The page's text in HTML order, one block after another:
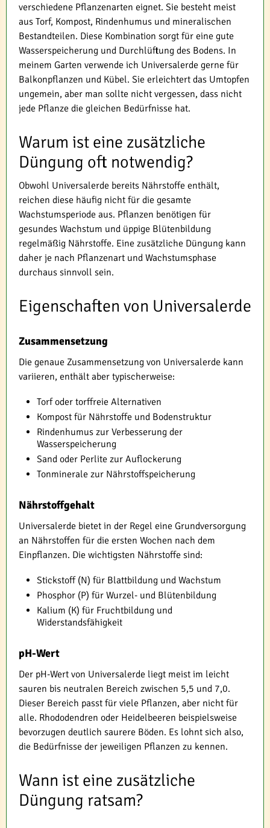
verschiedene Pflanzenarten eignet. Sie besteht meist
aus Torf, Kompost, Rindenhumus und mineralischen
Bestandteilen. Diese Kombination sorgt für eine gute
Wasserspeicherung und Durchlüftung des Bodens. In
meinem Garten verwende ich Universalerde gerne für
Balkonpflanzen und Kübel. Sie erleichtert das Umtopfen
ungemein, aber man sollte nicht vergessen, dass nicht
jede Pflanze die gleichen Bedürfnisse hat.
Warum ist eine zusätzliche
Düngung oft notwendig?
Obwohl Universalerde bereits Nährstoffe enthält,
reichen diese häufig nicht für die gesamte
Wachstumsperiode aus. Pflanzen benötigen für
gesundes Wachstum und üppige Blütenbildung
regelmäßig Nährstoffe. Eine zusätzliche Düngung kann
daher je nach Pflanzenart und Wachstumsphase
durchaus sinnvoll sein.
Eigenschaften von Universalerde
Zusammensetzung
Die genaue Zusammensetzung von Universalerde kann
variieren, enthält aber typischerweise:
Torf oder torffreie Alternativen
Kompost für Nährstoffe und Bodenstruktur
Rindenhumus zur Verbesserung der
Wasserspeicherung
Sand oder Perlite zur Auflockerung
Tonminerale zur Nährstoffspeicherung
Nährstoffgehalt
Universalerde bietet in der Regel eine Grundversorgung
an Nährstoffen für die ersten Wochen nach dem
Einpflanzen. Die wichtigsten Nährstoffe sind:
Stickstoff (N) für Blattbildung und Wachstum
Phosphor (P) für Wurzel- und Blütenbildung
Kalium (K) für Fruchtbildung und
Widerstandsfähigkeit
pH-Wert
Der pH-Wert von Universalerde liegt meist im leicht
sauren bis neutralen Bereich zwischen 5,5 und 7,0.
Dieser Bereich passt für viele Pflanzen, aber nicht für
alle. Rhododendren oder Heidelbeeren beispielsweise
bevorzugen deutlich saurere Böden. Es lohnt sich also,
die Bedürfnisse der jeweiligen Pflanzen zu kennen.
Wann ist eine zusätzliche
Düngung ratsam?